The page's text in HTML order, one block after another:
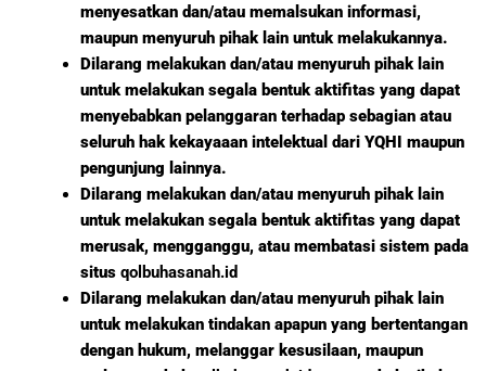
menyesatkan dan/atau memalsukan informasi,
maupun menyuruh pihak lain untuk melakukannya.
Dilarang melakukan dan/atau menyuruh pihak lain
untuk melakukan segala bentuk aktifitas yang dapat
menyebabkan pelanggaran terhadap sebagian atau
seluruh hak kekayaaan intelektual dari YQHI maupun
pengunjung lainnya.
Dilarang melakukan dan/atau menyuruh pihak lain
untuk melakukan segala bentuk aktifitas yang dapat
merusak, mengganggu, atau membatasi sistem pada
situs qolbuhasanah.id
Dilarang melakukan dan/atau menyuruh pihak lain
untuk melakukan tindakan apapun yang bertentangan
dengan hukum, melanggar kesusilaan, maupun